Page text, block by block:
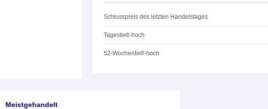
Schlusspreis des letzten Handelstages
Tagestief/-hoch
52-Wochentief/-hoch
Meistgehandelt